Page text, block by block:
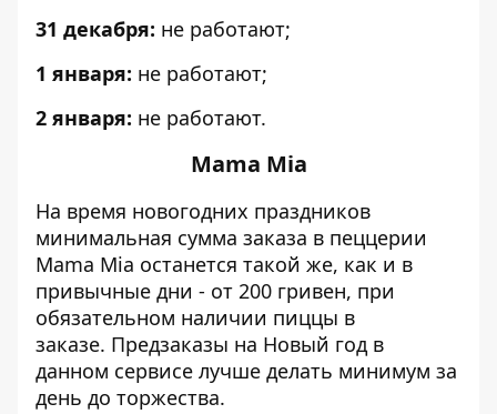
31 декабря: не работают;
1 января: не работают;
2 января: не работают.
Mama Mia
На время новогодних праздников
минимальная сумма заказа в пеццерии
Mama Mia останется такой же, как и в
привычные дни - от 200 гривен, при
обязательном наличии пиццы в
заказе. Предзаказы на Новый год в
данном сервисе лучше делать минимум за
день до торжества.